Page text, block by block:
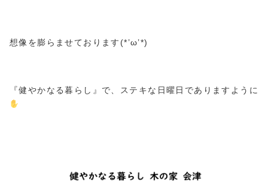
想像を膨らませております(*’ω’*)
『健やかなる暮らし』で、ステキな日曜日でありますように